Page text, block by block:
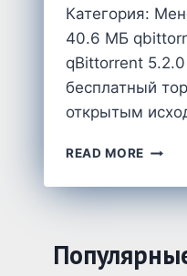
Категория:
40.6 MБ
qBittorrent
бесплатный
открытым
READ MORE